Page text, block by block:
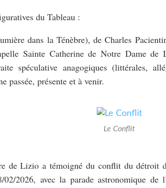
du Tableau :
dans la Ténèbre), de Charles
Sainte Catherine de Notre Dame
spéculative anagogiques (littérales,
passée, présente et à venir.
Le Conflit
de Lizio a témoigné du conflit du détroit
02/2026, avec la parade astronomique de